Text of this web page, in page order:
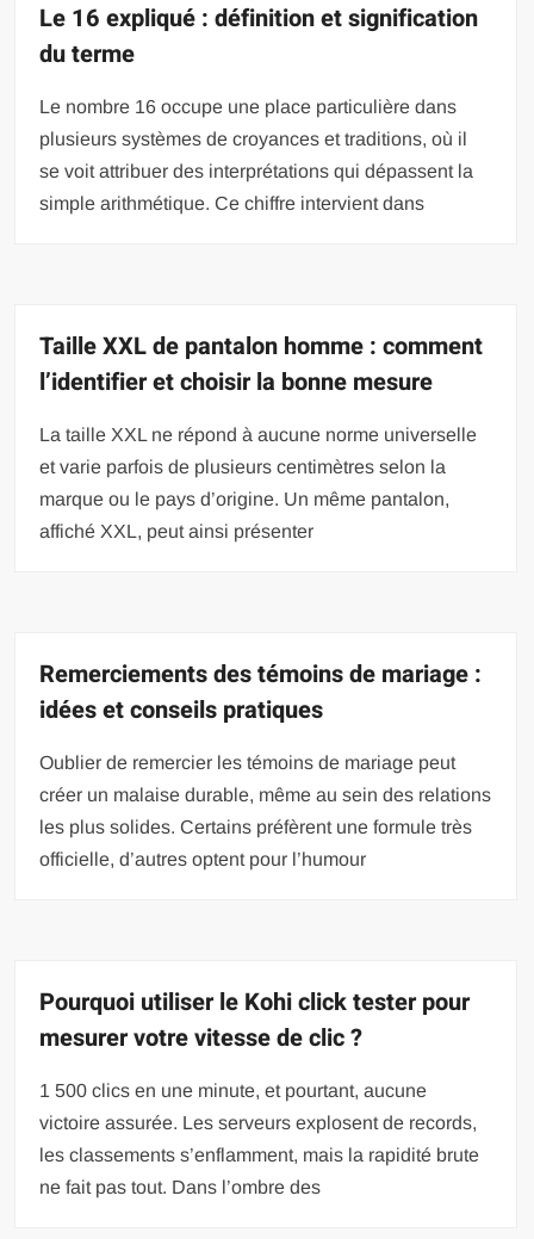
Le 16 expliqué : définition et signification
du terme
Le nombre 16 occupe une place particulière dans
plusieurs systèmes de croyances et traditions, où il
se voit attribuer des interprétations qui dépassent la
simple arithmétique. Ce chiffre intervient dans
Taille XXL de pantalon homme : comment
l’identifier et choisir la bonne mesure
La taille XXL ne répond à aucune norme universelle
et varie parfois de plusieurs centimètres selon la
marque ou le pays d’origine. Un même pantalon,
affiché XXL, peut ainsi présenter
Remerciements des témoins de mariage :
idées et conseils pratiques
Oublier de remercier les témoins de mariage peut
créer un malaise durable, même au sein des relations
les plus solides. Certains préfèrent une formule très
officielle, d’autres optent pour l’humour
Pourquoi utiliser le Kohi click tester pour
mesurer votre vitesse de clic ?
1 500 clics en une minute, et pourtant, aucune
victoire assurée. Les serveurs explosent de records,
les classements s’enflamment, mais la rapidité brute
ne fait pas tout. Dans l’ombre des